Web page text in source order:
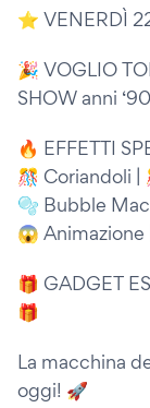
⭐️ VENERDÌ
🎉 VOGLIO
SHOW anni
🔥 EFFETTI
🎊 Coriandoli
🫧 Bubble
😱
🎁 GADGET
🎁
La macchina
oggi! 🚀